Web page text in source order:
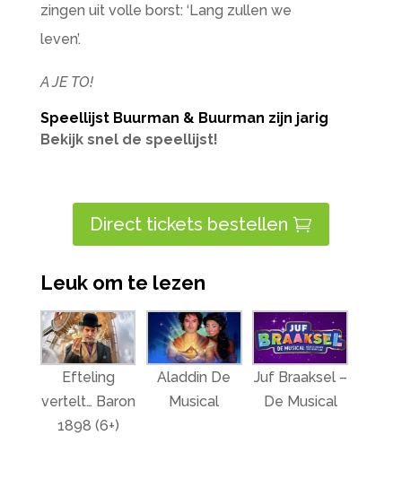
zingen uit volle borst: ‘Lang zullen we
leven’.
A JE TO!
Speellijst Buurman & Buurman zijn jarig
Bekijk snel de speellijst!
Direct tickets bestellen
Leuk om te lezen
Efteling
vertelt… Baron
1898 (6+)
Aladdin De
Musical
Juf Braaksel –
De Musical